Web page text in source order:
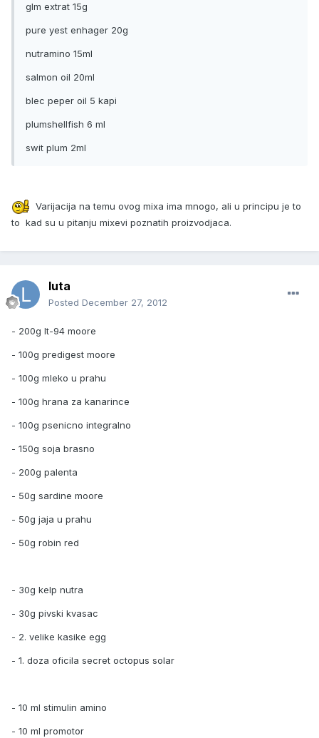
glm extrat 15g
pure yest enhager 20g
nutramino 15ml
salmon oil 20ml
blec peper oil 5 kapi
plumshellfish 6 ml
swit plum 2ml
Varijacija na temu ovog mixa ima mnogo, ali u principu je to
to kad su u pitanju mixevi poznatih proizvodjaca.
luta
Posted December 27, 2012
- 200g lt-94 moore
- 100g predigest moore
- 100g mleko u prahu
- 100g hrana za kanarince
- 100g psenicno integralno
- 150g soja brasno
- 200g palenta
- 50g sardine moore
- 50g jaja u prahu
- 50g robin red
- 30g kelp nutra
- 30g pivski kvasac
- 2. velike kasike egg
- 1. doza oficila secret octopus solar
- 10 ml stimulin amino
- 10 ml promotor